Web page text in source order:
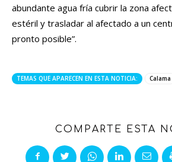
abundante agua fría cubrir la zona
estéril y trasladar al afectado a un
pronto posible”.
TEMAS QUE APARECEN EN ESTA NOTICIA: Calama
COMPARTE ESTA